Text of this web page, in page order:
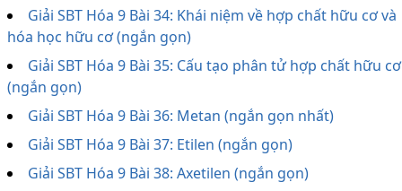
Giải SBT Hóa 9 Bài 34: Khái niệm về hợp chất hữu cơ và
hóa học hữu cơ (ngắn gọn)
Giải SBT Hóa 9 Bài 35: Cấu tạo phân tử hợp chất hữu cơ
(ngắn gọn)
Giải SBT Hóa 9 Bài 36: Metan (ngắn gọn nhất)
Giải SBT Hóa 9 Bài 37: Etilen (ngắn gọn)
Giải SBT Hóa 9 Bài 38: Axetilen (ngắn gọn)